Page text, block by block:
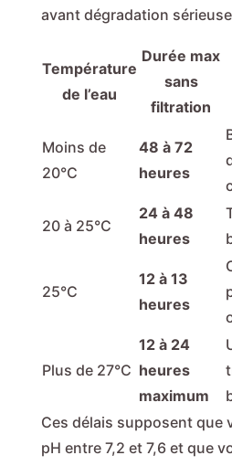
avant dégradation sérieuse
Température
de l’eau
Durée max
sans
filtration
Moins de
20°C
48 à 72
heures
20 à 25°C
24 à 48
heures
25°C
12 à 13
heures
Plus de 27°C
12 à 24
heures
maximum
Ces délais supposent que
pH entre 7,2 et 7,6 et que